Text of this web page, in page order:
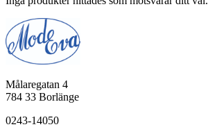
Målaregatan 4
784 33 Borlänge
0243-14050